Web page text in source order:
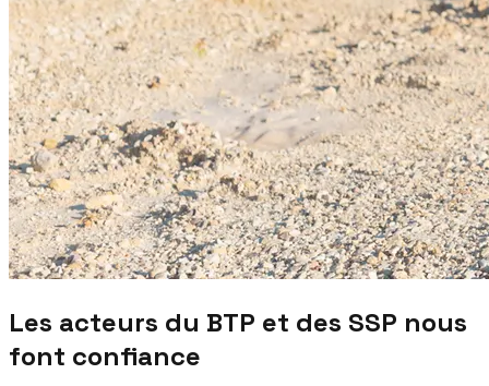
Les acteurs du BTP et des SSP nous
font confiance